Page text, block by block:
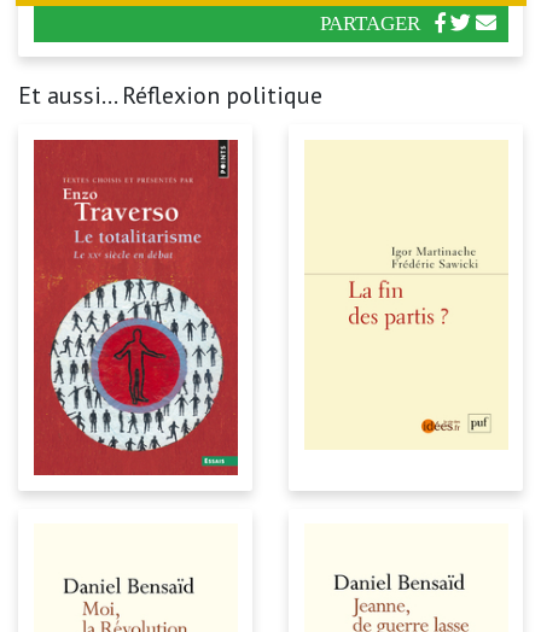
PARTAGER
Et aussi... Réflexion politique